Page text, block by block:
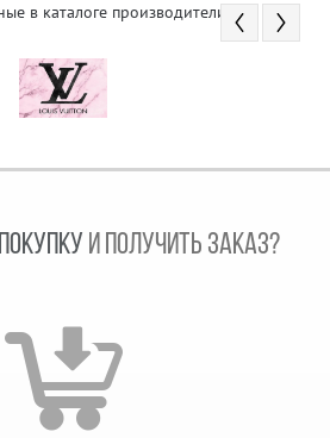
в каталоге производители
И ПОЛУЧИТЬ ЗАКАЗ?